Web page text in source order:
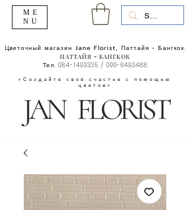
«Создайте своё счастье с помощью
цветов»
Цветочный магазин Jane Florist, Паттайя - Бангкок.
ПАТТАЙЯ - БАНГКОК
Тел. 084-1493335 / 099-6493488
ME
NU